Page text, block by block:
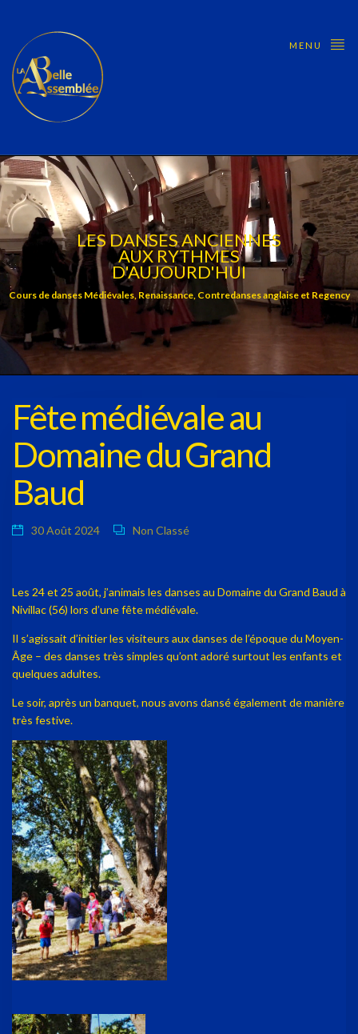
MENU
LES DANSES ANCIENNES
AUX RYTHMES
D'AUJOURD'HUI
Cours de danses Médiévales, Renaissance, Contredanses anglaise et Regency
Fête médiévale au
Domaine du Grand
Baud
30 Août 2024 Non Classé
Les 24 et 25 août, j’animais les danses au Domaine du Grand Baud à
Nivillac (56) lors d’une fête médiévale.
Il s’agissait d’initier les visiteurs aux danses de l’époque du Moyen-
Âge – des danses très simples qu’ont adoré surtout les enfants et
quelques adultes.
Le soir, après un banquet, nous avons dansé également de manière
très festive.